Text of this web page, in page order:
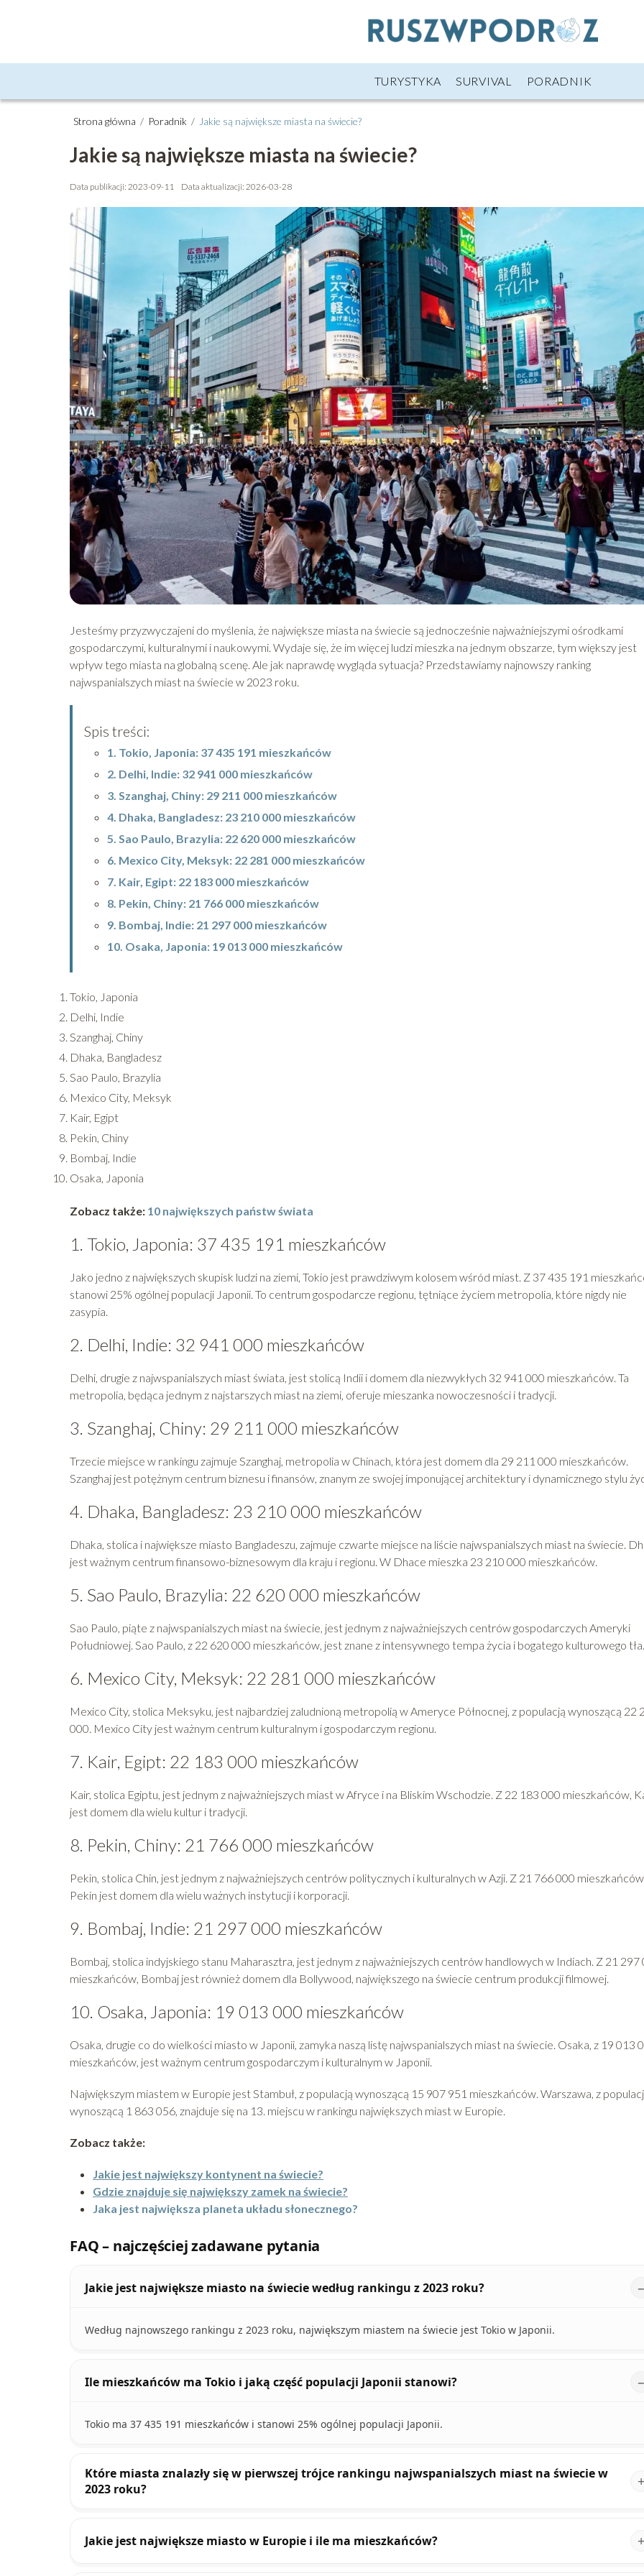
TURYSTYKA SURVIVAL PORADNIK
Strona główna / Poradnik / Jakie są największe miasta na świecie?
Jakie są największe miasta na świecie?
Data publikacji: 2023-09-11 Data aktualizacji: 2026-03-28
Jesteśmy przyzwyczajeni do myślenia, że największe miasta na świecie są jednocześnie najważniejszymi ośrodkami
gospodarczymi, kulturalnymi i naukowymi. Wydaje się, że im więcej ludzi mieszka na jednym obszarze, tym większy jest
wpływ tego miasta na globalną scenę. Ale jak naprawdę wygląda sytuacja? Przedstawiamy najnowszy ranking
najwspanialszych miast na świecie w 2023 roku.
Spis treści:
1. Tokio, Japonia: 37 435 191 mieszkańców
2. Delhi, Indie: 32 941 000 mieszkańców
3. Szanghaj, Chiny: 29 211 000 mieszkańców
4. Dhaka, Bangladesz: 23 210 000 mieszkańców
5. Sao Paulo, Brazylia: 22 620 000 mieszkańców
6. Mexico City, Meksyk: 22 281 000 mieszkańców
7. Kair, Egipt: 22 183 000 mieszkańców
8. Pekin, Chiny: 21 766 000 mieszkańców
9. Bombaj, Indie: 21 297 000 mieszkańców
10. Osaka, Japonia: 19 013 000 mieszkańców
Tokio, Japonia
Delhi, Indie
Szanghaj, Chiny
Dhaka, Bangladesz
Sao Paulo, Brazylia
Mexico City, Meksyk
Kair, Egipt
Pekin, Chiny
Bombaj, Indie
Osaka, Japonia
Zobacz także: 10 największych państw świata
1. Tokio, Japonia: 37 435 191 mieszkańców
Jako jedno z największych skupisk ludzi na ziemi, Tokio jest prawdziwym kolosem wśród miast. Z 37 435 191
stanowi 25% ogólnej populacji Japonii. To centrum gospodarcze regionu, tętniące życiem metropolia, które nigdy nie
zasypia.
2. Delhi, Indie: 32 941 000 mieszkańców
Delhi, drugie z najwspanialszych miast świata, jest stolicą Indii i domem dla niezwykłych 32 941 000 mieszkańców. Ta
metropolia, będąca jednym z najstarszych miast na ziemi, oferuje mieszanka nowoczesności i tradycji.
3. Szanghaj, Chiny: 29 211 000 mieszkańców
Trzecie miejsce w rankingu zajmuje Szanghaj, metropolia w Chinach, która jest domem dla 29 211 000 mieszkańców.
Szanghaj jest potężnym centrum biznesu i finansów, znanym ze swojej imponującej architektury i dynamicznego stylu
4. Dhaka, Bangladesz: 23 210 000 mieszkańców
Dhaka, stolica i największe miasto Bangladeszu, zajmuje czwarte miejsce na liście najwspanialszych miast na świecie.
jest ważnym centrum finansowo-biznesowym dla kraju i regionu. W Dhace mieszka 23 210 000 mieszkańców.
5. Sao Paulo, Brazylia: 22 620 000 mieszkańców
Sao Paulo, piąte z najwspanialszych miast na świecie, jest jednym z najważniejszych centrów gospodarczych Ameryki
Południowej. Sao Paulo, z 22 620 000 mieszkańców, jest znane z intensywnego tempa życia i bogatego kulturowego tła.
6. Mexico City, Meksyk: 22 281 000 mieszkańców
Mexico City, stolica Meksyku, jest najbardziej zaludnioną metropolią w Ameryce Północnej, z populacją wynoszącą 22
000. Mexico City jest ważnym centrum kulturalnym i gospodarczym regionu.
7. Kair, Egipt: 22 183 000 mieszkańców
Kair, stolica Egiptu, jest jednym z najważniejszych miast w Afryce i na Bliskim Wschodzie. Z 22 183 000 mieszkańców,
jest domem dla wielu kultur i tradycji.
8. Pekin, Chiny: 21 766 000 mieszkańców
Pekin, stolica Chin, jest jednym z najważniejszych centrów politycznych i kulturalnych w Azji. Z 21 766 000
Pekin jest domem dla wielu ważnych instytucji i korporacji.
9. Bombaj, Indie: 21 297 000 mieszkańców
Bombaj, stolica indyjskiego stanu Maharasztra, jest jednym z najważniejszych centrów handlowych w Indiach. Z 21 297
mieszkańców, Bombaj jest również domem dla Bollywood, największego na świecie centrum produkcji filmowej.
10. Osaka, Japonia: 19 013 000 mieszkańców
Osaka, drugie co do wielkości miasto w Japonii, zamyka naszą listę najwspanialszych miast na świecie. Osaka, z 19 013
mieszkańców, jest ważnym centrum gospodarczym i kulturalnym w Japonii.
Największym miastem w Europie jest Stambuł, z populacją wynoszącą 15 907 951 mieszkańców. Warszawa, z
wynoszącą 1 863 056, znajduje się na 13. miejscu w rankingu największych miast w Europie.
Zobacz także:
Jakie jest największy kontynent na świecie?
Gdzie znajduje się największy zamek na świecie?
Jaka jest największa planeta układu słonecznego?
FAQ – najczęściej zadawane pytania
Jakie jest największe miasto na świecie według rankingu z 2023 roku?
Według najnowszego rankingu z 2023 roku, największym miastem na świecie jest Tokio w Japonii.
Ile mieszkańców ma Tokio i jaką część populacji Japonii stanowi?
Tokio ma 37 435 191 mieszkańców i stanowi 25% ogólnej populacji Japonii.
Które miasta znalazły się w pierwszej trójce rankingu najwspanialszych miast na świecie w
2023 roku?
Jakie jest największe miasto w Europie i ile ma mieszkańców?